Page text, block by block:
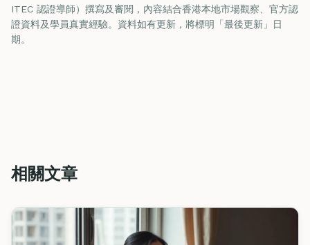
ITEC 認證導師）撰寫及審閱，內容結合香港本地市場觀察、官方認
證資料及學員真實經驗。資料如有更新，將標明「最後更新」日
期。
相關文章